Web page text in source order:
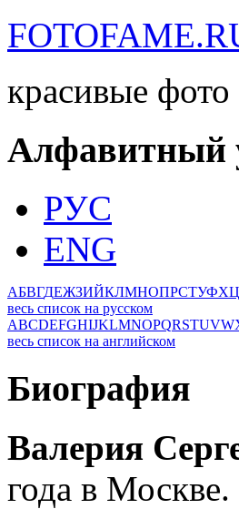
красивые фото
Алфавитный
РУС
ENG
АБВГДЕЖЗИЙКЛМНОПРСТУФХЦ
весь список на русском
ABCDEFGHIJKLMNOPQRSTUVW
весь список на английском
Биография
Валерия
года в Москве.